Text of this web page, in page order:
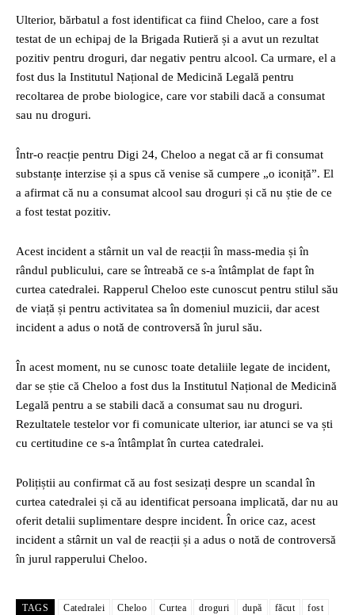
Ulterior, bărbatul a fost identificat ca fiind Cheloo, care a fost
testat de un echipaj de la Brigada Rutieră și a avut un rezultat
pozitiv pentru droguri, dar negativ pentru alcool. Ca urmare, el a
fost dus la Institutul Național de Medicină Legală pentru
recoltarea de probe biologice, care vor stabili dacă a consumat
sau nu droguri.
Într-o reacție pentru Digi 24, Cheloo a negat că ar fi consumat
substanțe interzise și a spus că venise să cumpere „o iconiță”. El
a afirmat că nu a consumat alcool sau droguri și că nu știe de ce
a fost testat pozitiv.
Acest incident a stârnit un val de reacții în mass-media și în
rândul publicului, care se întreabă ce s-a întâmplat de fapt în
curtea catedralei. Rapperul Cheloo este cunoscut pentru stilul său
de viață și pentru activitatea sa în domeniul muzicii, dar acest
incident a adus o notă de controversă în jurul său.
În acest moment, nu se cunosc toate detaliile legate de incident,
dar se știe că Cheloo a fost dus la Institutul Național de Medicină
Legală pentru a se stabili dacă a consumat sau nu droguri.
Rezultatele testelor vor fi comunicate ulterior, iar atunci se va ști
cu certitudine ce s-a întâmplat în curtea catedralei.
Polițiștii au confirmat că au fost sesizați despre un scandal în
curtea catedralei și că au identificat persoana implicată, dar nu au
oferit detalii suplimentare despre incident. În orice caz, acest
incident a stârnit un val de reacții și a adus o notă de controversă
în jurul rapperului Cheloo.
TAGS Catedralei Cheloo Curtea droguri după făcut
fost